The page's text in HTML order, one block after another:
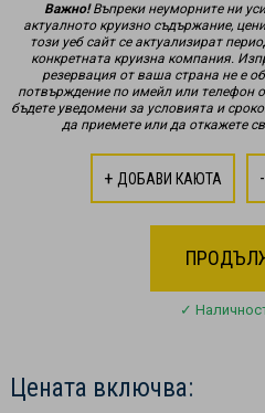
Важно!Въпреки неуморните ни
актуалното круизно съдържание,
този уеб сайт се актуализират
конкретната круизна компания.
резервация от ваша страна не е
потвърждение по имейл или телефон
бъдете уведомени за условията и
да приемете или да откажете
+ ДОБАВИ КАЮТА -
✓
Цената включва: